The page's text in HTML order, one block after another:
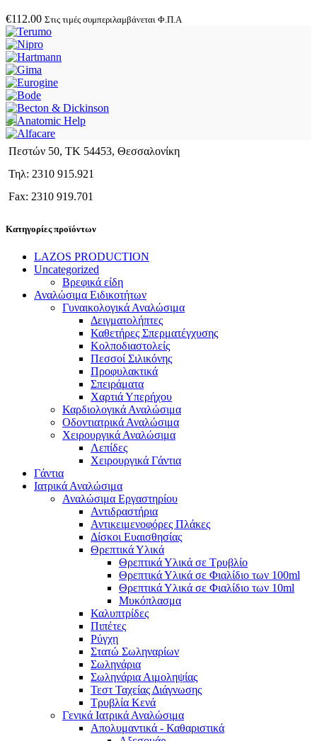
€112.00 Στις τιμές συμπεριλαμβάνεται Φ.Π.Α
Πεστών 50, ΤΚ 54453, Θεσσαλονίκη
Τηλ: 2310 915.921
Fax: 2310 919.701
Κατηγορίες προϊόντων
LAZOS PRODUCTION
Uncategorized
Βρεφικά είδη
Αναλώσιμα Ειδικοτήτων
Γυναικολογικά Αναλώσιμα
Δειγματολήπτες
Καθετήρες Σπερματέγχυσης
Κολποδιαστολείς
Πεσσοί Σιλικόνης
Προφυλακτικά
Σπειράματα
Χαρτιά Υπερήχου
Καρδιολογικά Αναλώσιμα
Οδοντιατρικά Αναλώσιμα
Χειρουργικά Αναλώσιμα
Λεπίδες
Χειρουργικά Γάντια
Γάντια
Ιατρικά Αναλώσιμα
Αναλώσιμα Εργαστηρίου
Αντιδραστήρια
Αντικειμενοφόρες Πλάκες
Δίσκοι Ευαισθησίας
Θρεπτικά Υλικά
Θρεπτικά Υλικά σε Τρυβλίο
Θρεπτικά Υλικά σε Φιαλίδιο των 100ml
Θρεπτικά Υλικά σε Φιαλίδιο των 10ml
Μυκόπλασμα
Καλυπτρίδες
Πιπέτες
Ρύγχη
Στατώ Σωληναρίων
Σωληνάρια
Σωληνάρια Αιμοληψίας
Τεστ Ταχείας Διάγνωσης
Τρυβλία Κενά
Γενικά Ιατρικά Αναλώσιμα
Απολυμαντικά - Καθαριστικά